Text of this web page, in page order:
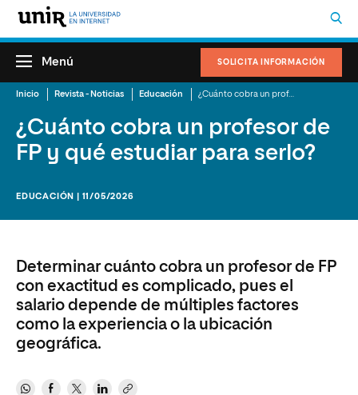
SOLICITA INFORMACIÓN
Menú
Inicio Revista - Noticias Educación ¿Cuánto cobra un profesor de FP y qué estudiar para serlo?
¿Cuánto cobra un profesor de
FP y qué estudiar para serlo?
EDUCACIÓN | 11/05/2026
Determinar cuánto cobra un profesor de FP
con exactitud es complicado, pues el
salario depende de múltiples factores
como la experiencia o la ubicación
geográfica.